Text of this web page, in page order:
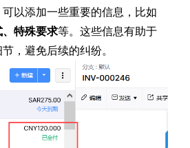
以添加一些重要的信息，比如
特殊要求等。这些信息有助于
，避免后续的纠纷。